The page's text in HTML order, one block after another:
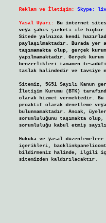
Reklam ve İletişim: Skype:
Yasal Uyarı:
Bu internet
veya şahıs şirketi ile hiçbir
Sitede yalnızca kendi
paylaşılmaktadır. Burada
taşımamakta olup, gerçek
yapılmamaktadır. Gerçek
benzerlikleri tamamen
taslak halindedir ve tavsiye
Sitemiz, 5651 Sayılı Kanun
İletişim Kurumu (BTK)
olarak hizmet vermektedir.
proaktif olarak denetleme veya
bulunmamaktadır. Ancak,
sorumluluğunu taşımakta
sorumluluğu kabul etmiş
Hukuka ve yasal düzenlemelere
içerikleri,
bildirmeniz halinde, ilgili
sitemizden kaldırılacaktır.